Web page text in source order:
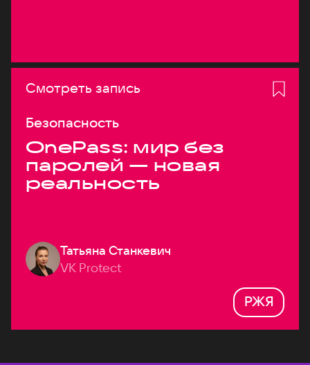
Смотреть запись
Безопасность
OnePass: мир без
паролей — новая
реальность
Татьяна Станкевич
VK Protect
РЖЯ